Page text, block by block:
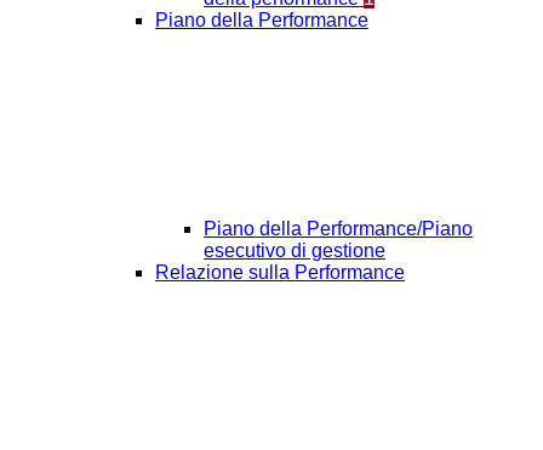
Piano della Performance
Piano della Performance/Piano
esecutivo di gestione
Relazione sulla Performance